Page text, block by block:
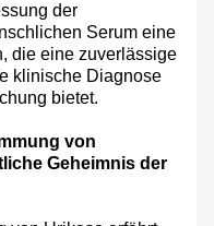
der
Serum eine
die eine zuverlässige
klinische Diagnose
bietet.
von
Geheimnis der